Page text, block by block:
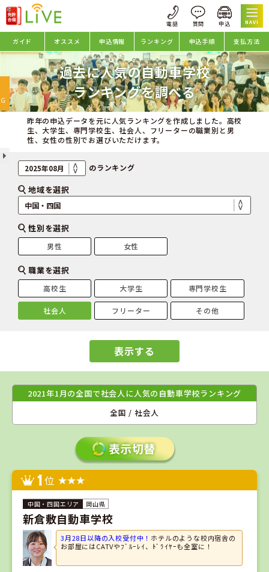
NAVI
ガイド オススメ 申込情報 ランキング 申込手順 支払方法
過去に人気の自動車学校
ランキングを調べる
昨年の申込データを元に人気ランキングを作成しました。高校
生、大学生、専門学校生、社会人、フリーターの職業別と男
性、女性の性別でお選びいただけます。
のランキング
地域を選択
性別を選択
男性 女性
職業を選択
高校生 大学生 専門学校生
社会人 フリーター その他
表示する
2021年1月の全国で社会人に人気の自動車学校ランキング
全国 / 社会人
1位
岡山県
新倉敷自動車学校
3月28日以降の入校受付中！ ホテルのような校内宿舎の
お部屋にはCATVやﾌﾞﾙｰﾚｲ、ﾄﾞﾗｲﾔｰも全室に！